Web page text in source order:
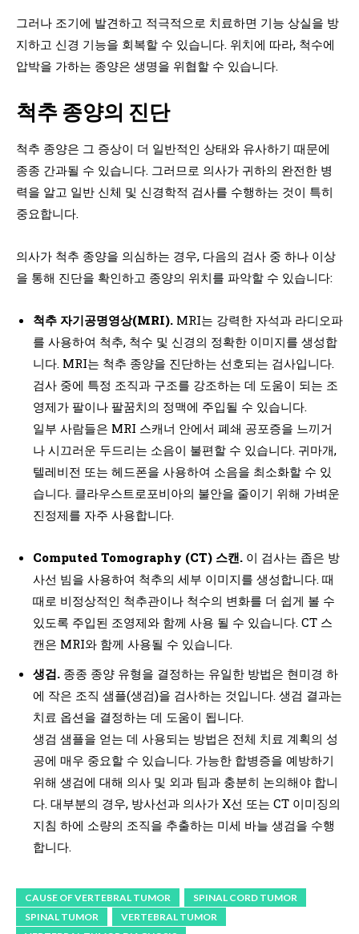
그러나 조기에 발견하고 적극적으로 치료하면 기능 상실을 방
지하고 신경 기능을 회복할 수 있습니다. 위치에 따라, 척수에
압박을 가하는 종양은 생명을 위협할 수 있습니다.
척추 종양의 진단
척추 종양은 그 증상이 더 일반적인 상태와 유사하기 때문에
종종 간과될 수 있습니다. 그러므로 의사가 귀하의 완전한 병
력을 알고 일반 신체 및 신경학적 검사를 수행하는 것이 특히
중요합니다.
의사가 척추 종양을 의심하는 경우, 다음의 검사 중 하나 이상
을 통해 진단을 확인하고 종양의 위치를 파악할 수 있습니다:
척추 자기공명영상(MRI). MRI는 강력한 자석과 라디오파
를 사용하여 척추, 척수 및 신경의 정확한 이미지를 생성합
니다. MRI는 척추 종양을 진단하는 선호되는 검사입니다.
검사 중에 특정 조직과 구조를 강조하는 데 도움이 되는 조
영제가 팔이나 팔꿈치의 정맥에 주입될 수 있습니다.
일부 사람들은 MRI 스캐너 안에서 폐쇄 공포증을 느끼거
나 시끄러운 두드리는 소음이 불편할 수 있습니다. 귀마개,
텔레비전 또는 헤드폰을 사용하여 소음을 최소화할 수 있
습니다. 클라우스트로포비아의 불안을 줄이기 위해 가벼운
진정제를 자주 사용합니다.
Computed Tomography (CT) 스캔. 이 검사는 좁은 방
사선 빔을 사용하여 척추의 세부 이미지를 생성합니다. 때
때로 비정상적인 척추관이나 척수의 변화를 더 쉽게 볼 수
있도록 주입된 조영제와 함께 사용 될 수 있습니다. CT 스
캔은 MRI와 함께 사용될 수 있습니다.
생검. 종종 종양 유형을 결정하는 유일한 방법은 현미경 하
에 작은 조직 샘플(생검)을 검사하는 것입니다. 생검 결과는
치료 옵션을 결정하는 데 도움이 됩니다.
생검 샘플을 얻는 데 사용되는 방법은 전체 치료 계획의 성
공에 매우 중요할 수 있습니다. 가능한 합병증을 예방하기
위해 생검에 대해 의사 및 외과 팀과 충분히 논의해야 합니
다. 대부분의 경우, 방사선과 의사가 X선 또는 CT 이미징의
지침 하에 소량의 조직을 추출하는 미세 바늘 생검을 수행
합니다.
CAUSE OF VERTEBRAL TUMOR
SPINAL CORD TUMOR
SPINAL TUMOR
VERTEBRAL TUMOR